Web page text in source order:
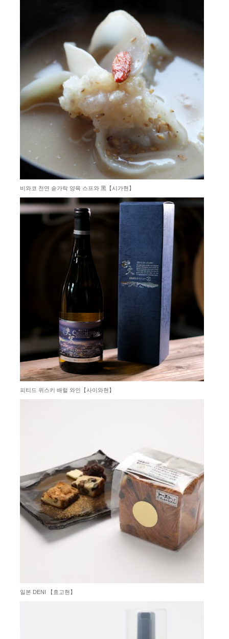
비와코 천연 숟가락 양육 스프와 ⿊【시가현】
피티드 위스키 배럴 와인【사이와현】
일본 DENI 【효고현】